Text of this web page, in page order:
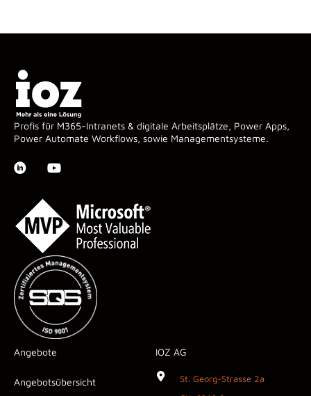
Profis für M365-Intranets & digitale Arbeitsplätze, Power Apps,
Power Automate Workflows, sowie Managementsysteme.
Angebote
Angebotsübersicht
IOZ AG
St. Georg-Strasse 2a